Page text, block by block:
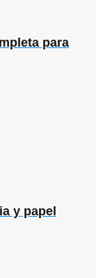
para
y papel